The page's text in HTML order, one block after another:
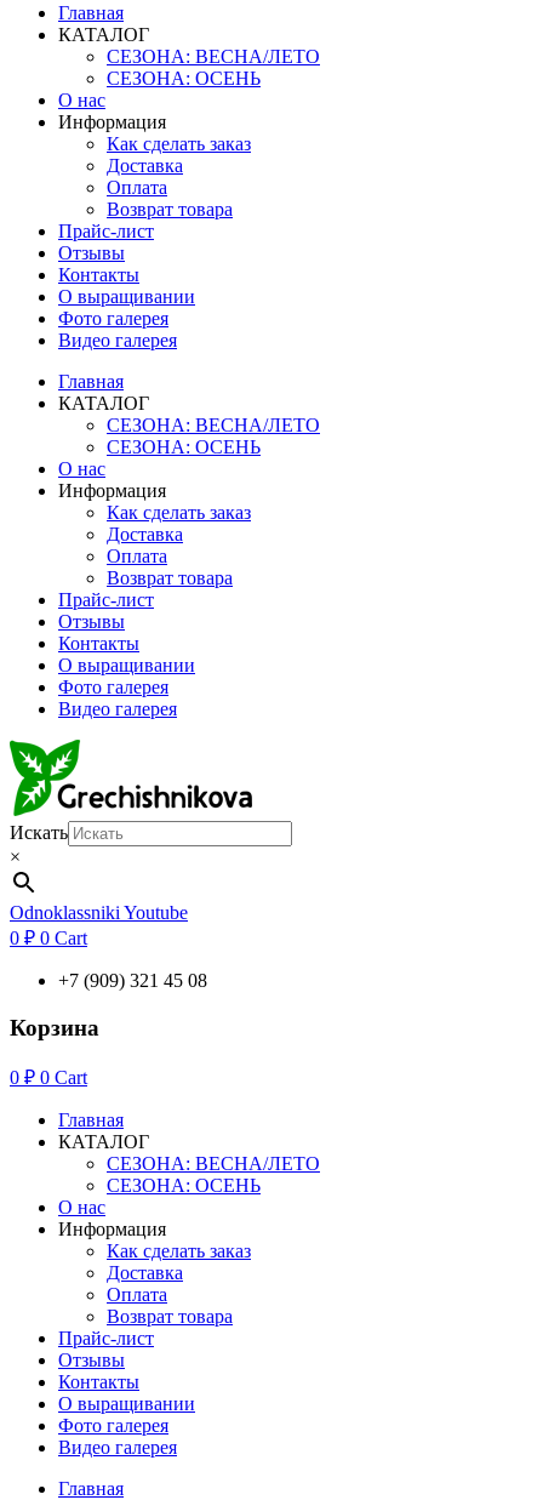
Главная
КАТАЛОГ
СЕЗОНА: ВЕСНА/ЛЕТО
СЕЗОНА: ОСЕНЬ
О нас
Информация
Как сделать заказ
Доставка
Оплата
Возврат товара
Прайс-лист
Отзывы
Контакты
О выращивании
Фото галерея
Видео галерея
Главная
КАТАЛОГ
СЕЗОНА: ВЕСНА/ЛЕТО
СЕЗОНА: ОСЕНЬ
О нас
Информация
Как сделать заказ
Доставка
Оплата
Возврат товара
Прайс-лист
Отзывы
Контакты
О выращивании
Фото галерея
Видео галерея
Искать
×
Odnoklassniki Youtube
0 ₽ 0 Cart
+7 (909) 321 45 08
Корзина
0 ₽ 0 Cart
Главная
КАТАЛОГ
СЕЗОНА: ВЕСНА/ЛЕТО
СЕЗОНА: ОСЕНЬ
О нас
Информация
Как сделать заказ
Доставка
Оплата
Возврат товара
Прайс-лист
Отзывы
Контакты
О выращивании
Фото галерея
Видео галерея
Главная